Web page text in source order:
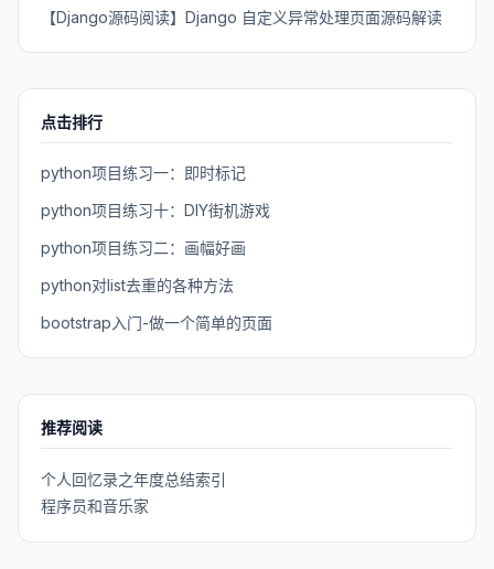
【Django源码阅读】Django 自定义异常处理页面源码解读
点击排行
python项目练习一：即时标记
python项目练习十：DIY街机游戏
python项目练习二：画幅好画
python对list去重的各种方法
bootstrap入门-做一个简单的页面
推荐阅读
个人回忆录之年度总结索引
程序员和音乐家